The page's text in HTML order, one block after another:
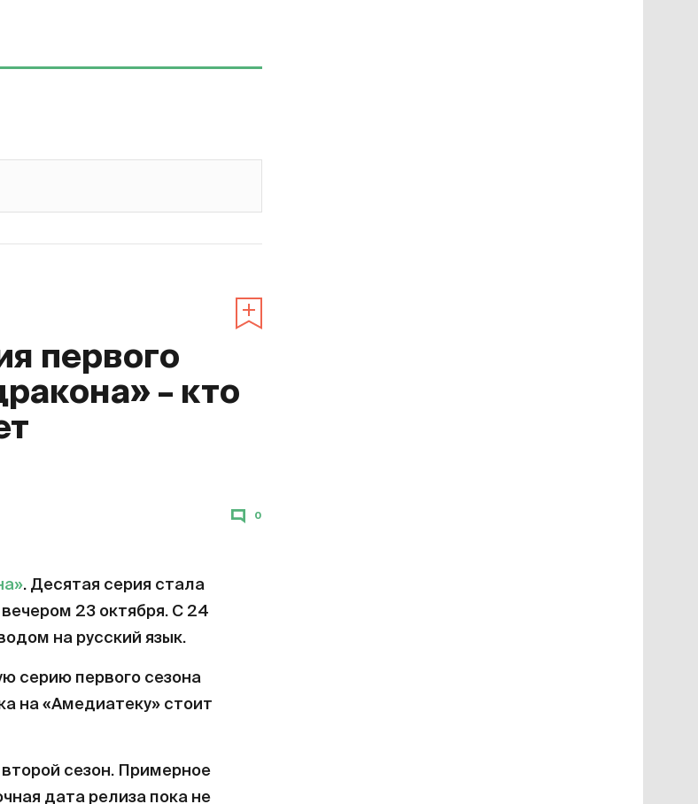
первого
– кто
0
. Десятая серия стала
23 октября. С 24
на русский язык.
серию первого сезона
на «Амедиатеку» стоит
сезон. Примерное
дата релиза пока не